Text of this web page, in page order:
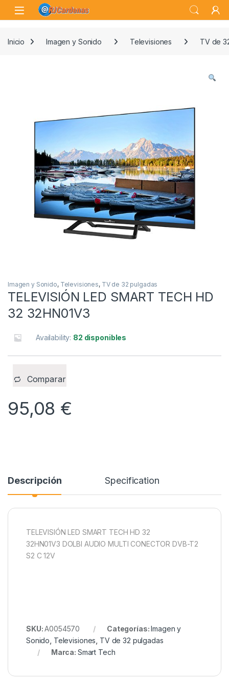
Skip to navigation
Skip to content
Open
Inicio Imagen y Sonido Televisiones TV de
Imagen y Sonido, Televisiones, TV de 32 pulgadas
TELEVISIÓN LED SMART TECH HD
32 32HN01V3
Availability: 82 disponibles
Comparar
95,08 €
Descripción Specification
TELEVISIÓN LED SMART TECH HD 32
32HN01V3 DOLBI AUDIO MULTI CONECTOR DVB-T2
S2 C 12V
SKU:A0054570 Categorías:Imagen y
Sonido Televisiones TV de 32 pulgadas
Marca: Smart Tech